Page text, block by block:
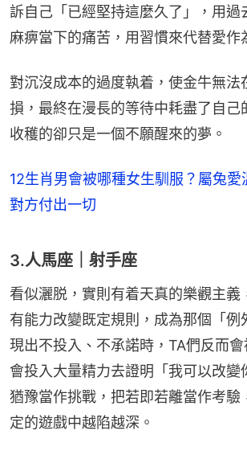
訴自己「已經堅持這麼久了」，用過
麻痹當下的痛苦，用習慣來代替愛作
對沉沒成本的過度執着，使金牛無法
損，最終在漫長的等待中耗盡了自己
收穫的卻只是一個不願醒來的夢。
12生肖男會被哪種女生馴服？屬兔
對方付出一切
3.人馬座｜射手座
看似灑脱，實則有着天真的樂觀主義
有能力改變既定規則，成為那個「例
現出不投入、不承諾時，TA們反而會
會投入大量精力去證明「我可以改變
猶豫當作挑戰，把若即若離當作考驗
定的遊戲中越陷越深。